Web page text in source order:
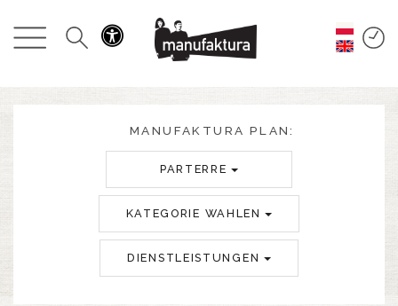
GESCHEHEN
ANGEBOTE
RESTAURANTS
MANUFAKTURA PLAN:
PARTERRE
KATEGORIE WAHLEN
DIENSTLEISTUNGEN